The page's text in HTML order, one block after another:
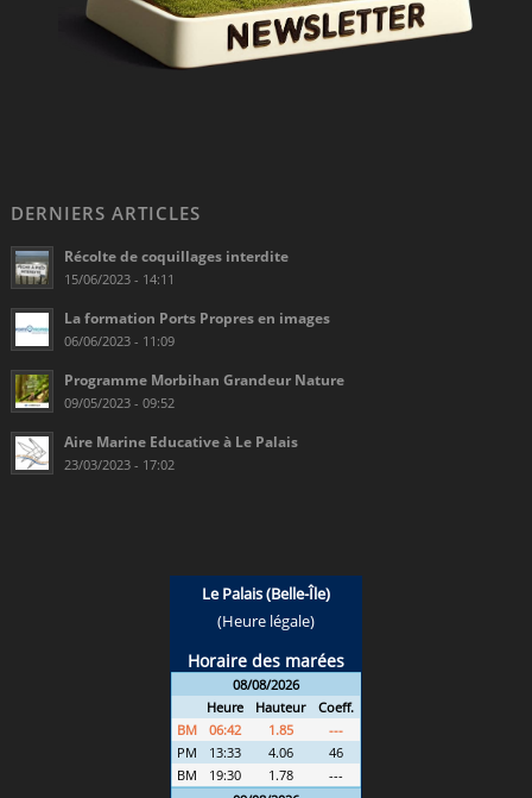
DERNIERS ARTICLES
Récolte de coquillages interdite
15/06/2023 - 14:11
La formation Ports Propres en images
06/06/2023 - 11:09
Programme Morbihan Grandeur Nature
09/05/2023 - 09:52
Aire Marine Educative à Le Palais
23/03/2023 - 17:02